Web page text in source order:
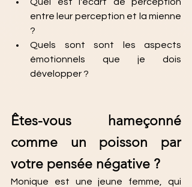
entre leur perception et la mienne
?
Quels sont sont les aspects
émotionnels que je dois
développer ?
Êtes-vous hameçonné
comme un poisson par
votre pensée négative ?
Monique est une jeune femme, qui